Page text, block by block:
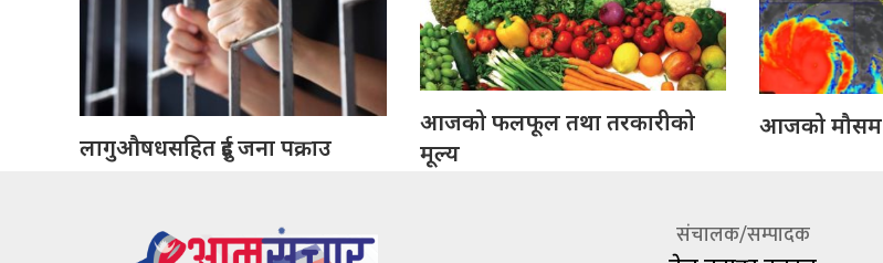
लागुऔषधसहित दुई जना पक्राउ
आजको फलफूल तथा तरकारीको
मूल्य
आजको मौसम
संचालक/सम्पादक